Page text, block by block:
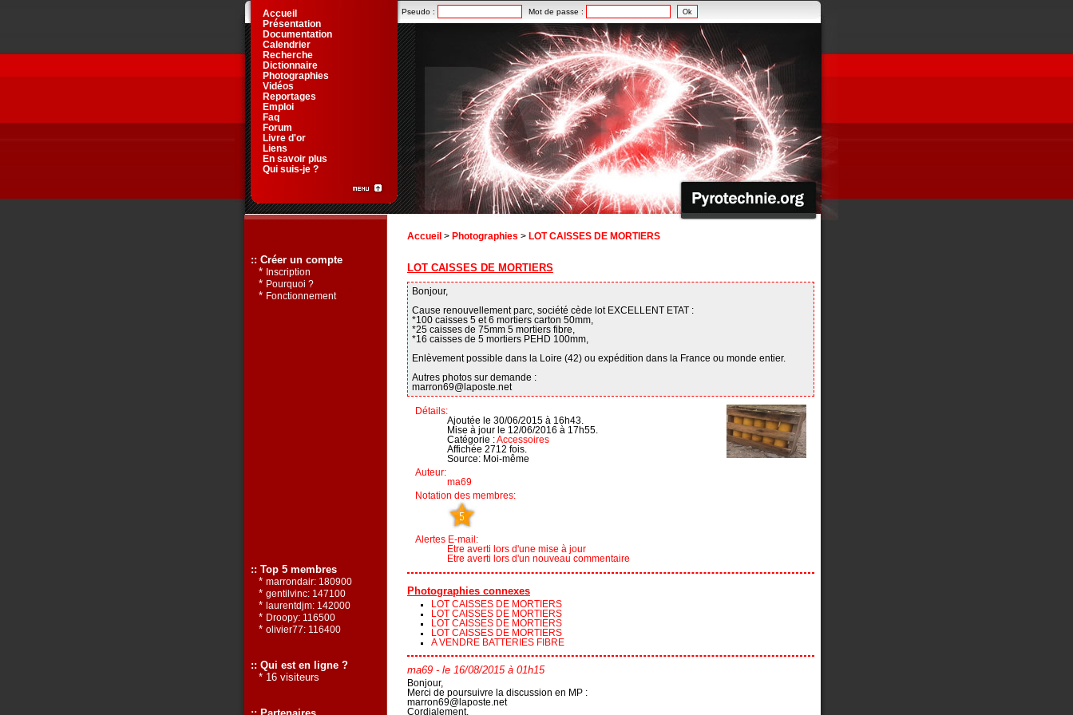
Accueil > Photographies > LOT CAISSES DE MORTIERS
LOT CAISSES DE MORTIERS
Bonjour,
Cause renouvellement parc, société cède lot EXCELLENT ETAT :
*100 caisses 5 et 6 mortiers carton 50mm,
*25 caisses de 75mm 5 mortiers fibre,
*16 caisses de 5 mortiers PEHD 100mm,
Enlèvement possible dans la Loire (42) ou expédition dans la France ou monde entier.
Autres photos sur demande :
marron69@laposte.net
Détails:
Ajoutée le 30/06/2015 à 16h43.
Mise à jour le 12/06/2016 à 17h55.
Catégorie :Accessoires
Affichée 2712 fois.
Source: Moi-même
Auteur:
ma69
Notation des membres:
Alertes E-mail:
Etre averti lors d'une mise à jour
Etre averti lors d'un nouveau commentaire
Photographies connexes
LOT CAISSES DE MORTIERS
LOT CAISSES DE MORTIERS
LOT CAISSES DE MORTIERS
LOT CAISSES DE MORTIERS
A VENDRE BATTERIES FIBRE
ma69 - le 16/08/2015 à 01h15
Bonjour,
Merci de poursuivre la discussion en MP :
marron69@laposte.net
Cordialement,
Pseudo : Mot de passe :
Accueil
Présentation
Documentation
Calendrier
Recherche
Dictionnaire
Photographies
Vidéos
Reportages
Emploi
Faq
Forum
Livre d'or
Liens
En savoir plus
Qui suis-je ?
:: Créer un compte
* Inscription
* Pourquoi ?
* Fonctionnement
:: Top 5 membres
* marrondair: 180900
* gentilvinc: 147100
* laurentdjm: 142000
* Droopy: 116500
* olivier77: 116400
:: Qui est en ligne ?
* 16 visiteurs